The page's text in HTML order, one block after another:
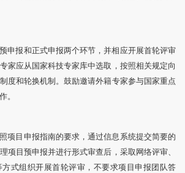
申报和正式申报两个环节，并相应开展首轮评审
家应从国家科技专家库中选取，按照相关规定向
度和轮换机制。鼓励邀请外籍专家参与国家重点
。
项目申报指南的要求，通过信息系统提交简要的
项目预申报并进行形式审查后，采取网络评审、
式组织开展首轮评审，不要求项目申报团队答